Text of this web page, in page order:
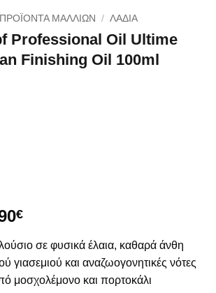
ΠΡΟΪΟΝΤΑ ΜΑΛΛΙΩΝ / ΛΑΔΙΑ
Professional Oil Ultime
Finishing Oil 100ml
€Η
τιμή
είναι:
18.90€.
σε φυσικά έλαια, καθαρά άνθη
γιασεμιού και αναζωογονητικές νότες
μοσχολέμονο και πορτοκάλι